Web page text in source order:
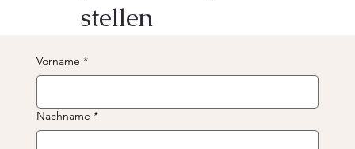
stellen
Vorname *
Nachname *